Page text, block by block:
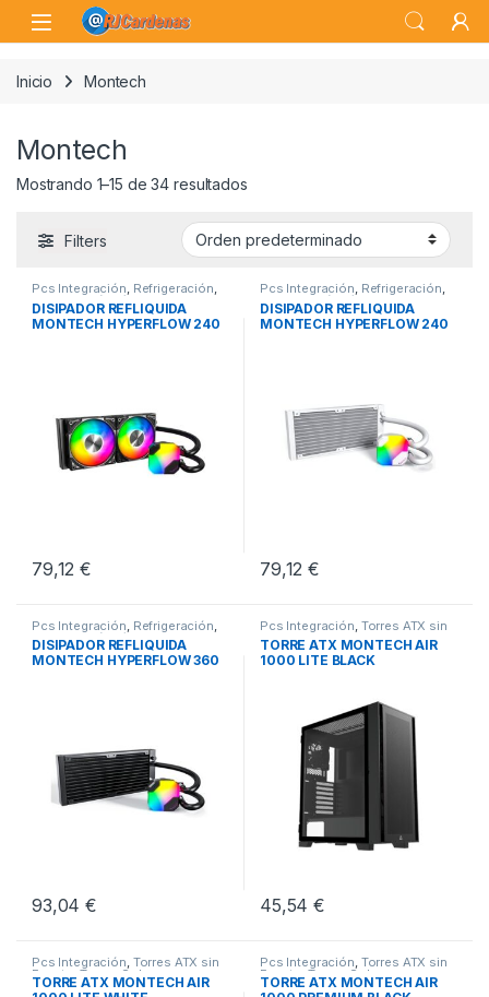
Skip to navigation
Skip to content
Open
Inicio Montech
Montech
Mostrando 1–15 de 34 resultados
Filters
Pcs Integración, Refrigeración,
Refrigeración Líquida
DISIPADOR REFLIQUIDA
MONTECH HYPERFLOW 240
79,12€
Pcs Integración, Refrigeración,
Refrigeración Líquida
DISIPADOR REFLIQUIDA
MONTECH HYPERFLOW 240
79,12€
Pcs Integración Refrigeración
Refrigeración Líquida
DISIPADOR REFLIQUIDA
MONTECH HYPERFLOW 360
93,04€
Pcs Integración Torres ATX sin
Fuente, Torres Sobremesa
TORRE ATX MONTECH AIR
1000 LITE BLACK
45,54€
Pcs Integración, Torres ATX sin
Fuente, Torres Sobremesa
TORRE ATX MONTECH AIR
Pcs Integración, Torres ATX sin
Fuente, Torres Sobremesa
TORRE ATX MONTECH AIR